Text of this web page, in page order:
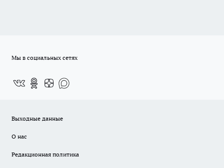
Мы в социальных сетях
Выходные данные
О нас
Редакционная политика